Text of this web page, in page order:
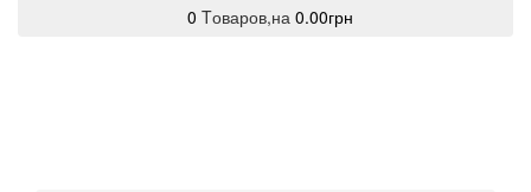
0 Tоваров,на 0.00грн